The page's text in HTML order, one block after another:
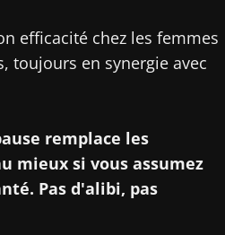
efficacité chez les femmes
toujours en synergie avec
remplace les
mieux si vous assumez
Pas d'alibi, pas